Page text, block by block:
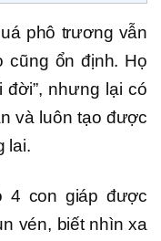
phô trương vẫn
cũng ổn định. Họ
đời”, nhưng lại có
và luôn tạo được
lai.
4 con giáp được
vén, biết nhìn xa